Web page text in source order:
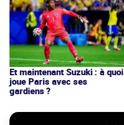
Et maintenant Suzuki : à quoi
joue Paris avec ses
gardiens ?